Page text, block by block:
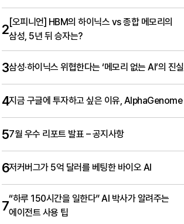
2[오피니언] HBM의 하이닉스 vs 종합 메모리의
삼성, 5년 뒤 승자는?
3삼성·하이닉스 위협한다는 ‘메모리 없는 AI’의 진실
4지금 구글에 투자하고 싶은 이유, AlphaGenome
57월 우수 리포트 발표 – 공지사항
6저커버그가 5억 달러를 베팅한 바이오 AI
7“하루 150시간을 일한다” AI 박사가 알려주는
에이전트 사용 팁